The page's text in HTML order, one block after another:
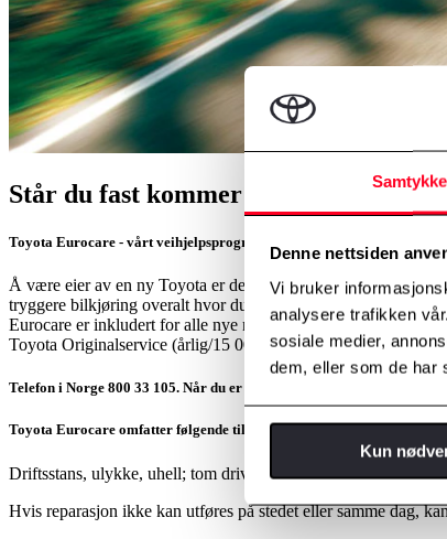
Samtykke
Denne nettsiden
Vi bruker
analysere trafikken
sosiale medier,
dem, eller som de har
Kun
Står du fast kommer vi og henter deg
Toyota Eurocare - vårt veihjelpsprogram
Å være eier av en ny Toyota er den beste garantien for
tryggere bilkjøring overalt hvor du ferdes. Ringer du 800 33
Eurocare er inkludert for alle nye norskregistrerte biler kjøpt
Toyota Originalservice (årlig/15 000km - det som først
Telefon i Norge 800 33 105. Når du er i utlandet: +47 22 71 71 05
Toyota Eurocare omfatter følgende tilfeller:
Driftsstans, ulykke, uhell; tom drivstofftank, flatt batteri,
Hvis reparasjon ikke kan utføres på stedet eller samme dag,